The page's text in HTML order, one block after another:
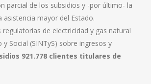
parcial de los subsidios y -por último- la
mayor del Estado.
de electricidad y gas natural
Social (SINTyS) sobre ingresos y
921.778 clientes titulares de